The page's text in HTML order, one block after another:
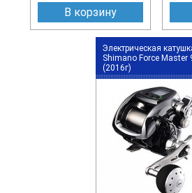
В корзину
Электрическая
Shimano Force Master
(2016г)